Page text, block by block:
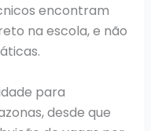
encontram
na escola, e não
para
desde que